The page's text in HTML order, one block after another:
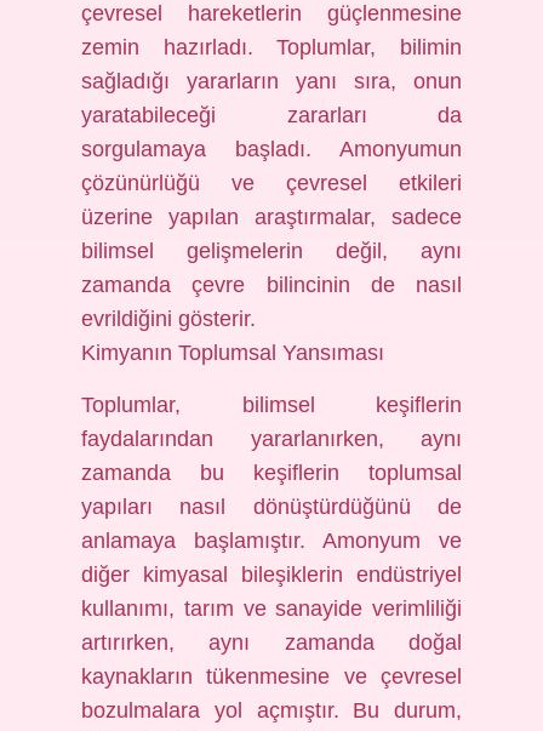
çevresel hareketlerin güçlenmesine
zemin hazırladı. Toplumlar, bilimin
sağladığı yararların yanı sıra, onun
yaratabileceği zararları da
sorgulamaya başladı. Amonyumun
çözünürlüğü ve çevresel etkileri
üzerine yapılan araştırmalar, sadece
bilimsel gelişmelerin değil, aynı
zamanda çevre bilincinin de nasıl
evrildiğini gösterir.
Kimyanın Toplumsal Yansıması
Toplumlar, bilimsel keşiflerin
faydalarından yararlanırken, aynı
zamanda bu keşiflerin toplumsal
yapıları nasıl dönüştürdüğünü de
anlamaya başlamıştır. Amonyum ve
diğer kimyasal bileşiklerin endüstriyel
kullanımı, tarım ve sanayide verimliliği
artırırken, aynı zamanda doğal
kaynakların tükenmesine ve çevresel
bozulmalara yol açmıştır. Bu durum,